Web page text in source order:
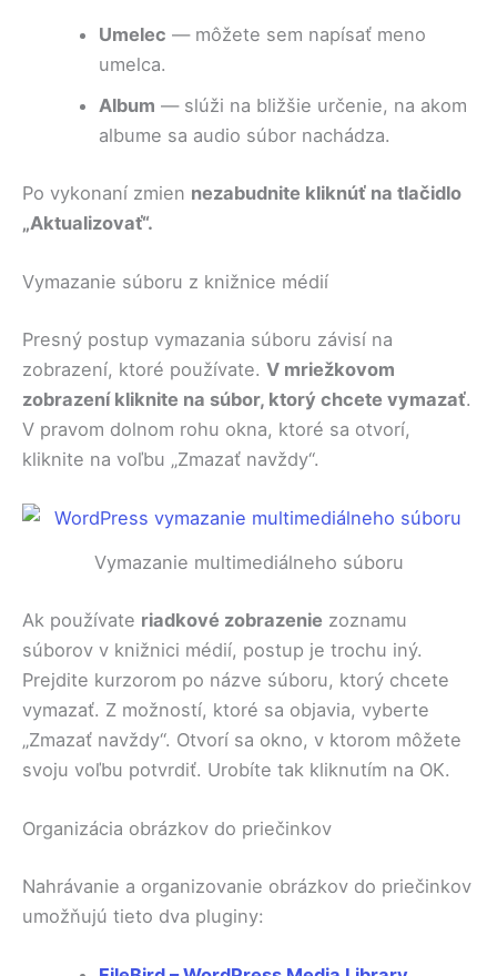
Umelec — môžete sem napísať meno
umelca.
Album — slúži na bližšie určenie, na akom
albume sa audio súbor nachádza.
Po vykonaní zmien nezabudnite kliknúť na tlačidlo
„Aktualizovať“.
Vymazanie súboru z knižnice médií
Presný postup vymazania súboru závisí na
zobrazení, ktoré používate. V mriežkovom
zobrazení kliknite na súbor, ktorý chcete vymazať.
V pravom dolnom rohu okna, ktoré sa otvorí,
kliknite na voľbu „Zmazať navždy“.
Vymazanie multimediálneho súboru
Ak používate riadkové zobrazenie zoznamu
súborov v knižnici médií, postup je trochu iný.
Prejdite kurzorom po názve súboru, ktorý chcete
vymazať. Z možností, ktoré sa objavia, vyberte
„Zmazať navždy“. Otvorí sa okno, v ktorom môžete
svoju voľbu potvrdiť. Urobíte tak kliknutím na OK.
Organizácia obrázkov do priečinkov
Nahrávanie a organizovanie obrázkov do priečinkov
umožňujú tieto dva pluginy: